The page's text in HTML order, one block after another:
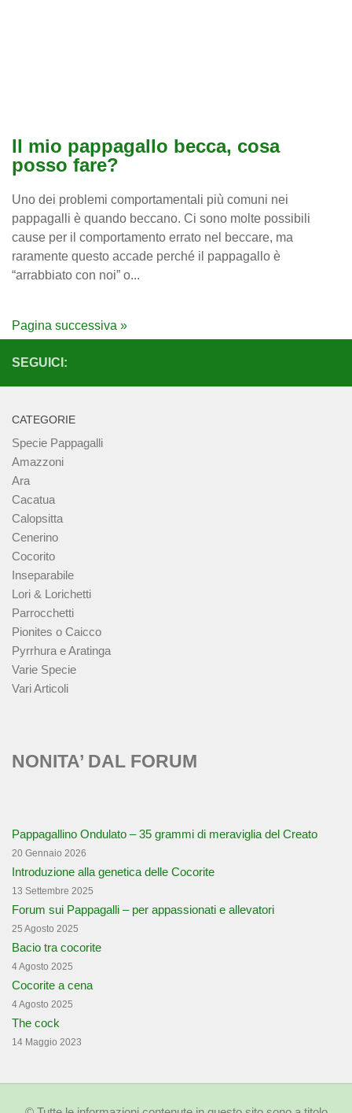
Il mio pappagallo becca, cosa
posso fare?
Uno dei problemi comportamentali più comuni nei
pappagalli è quando beccano. Ci sono molte possibili
cause per il comportamento errato nel beccare, ma
raramente questo accade perché il pappagallo è
“arrabbiato con noi” o...
Pagina successiva »
SEGUICI:
CATEGORIE
Specie Pappagalli
Amazzoni
Ara
Cacatua
Calopsitta
Cenerino
Cocorito
Inseparabile
Lori & Lorichetti
Parrocchetti
Pionites o Caicco
Pyrrhura e Aratinga
Varie Specie
Vari Articoli
NONITA’ DAL FORUM
Pappagallino Ondulato – 35 grammi di meraviglia del Creato
20 Gennaio 2026
Introduzione alla genetica delle Cocorite
13 Settembre 2025
Forum sui Pappagalli – per appassionati e allevatori
25 Agosto 2025
Bacio tra cocorite
4 Agosto 2025
Cocorite a cena
4 Agosto 2025
The cock
14 Maggio 2023